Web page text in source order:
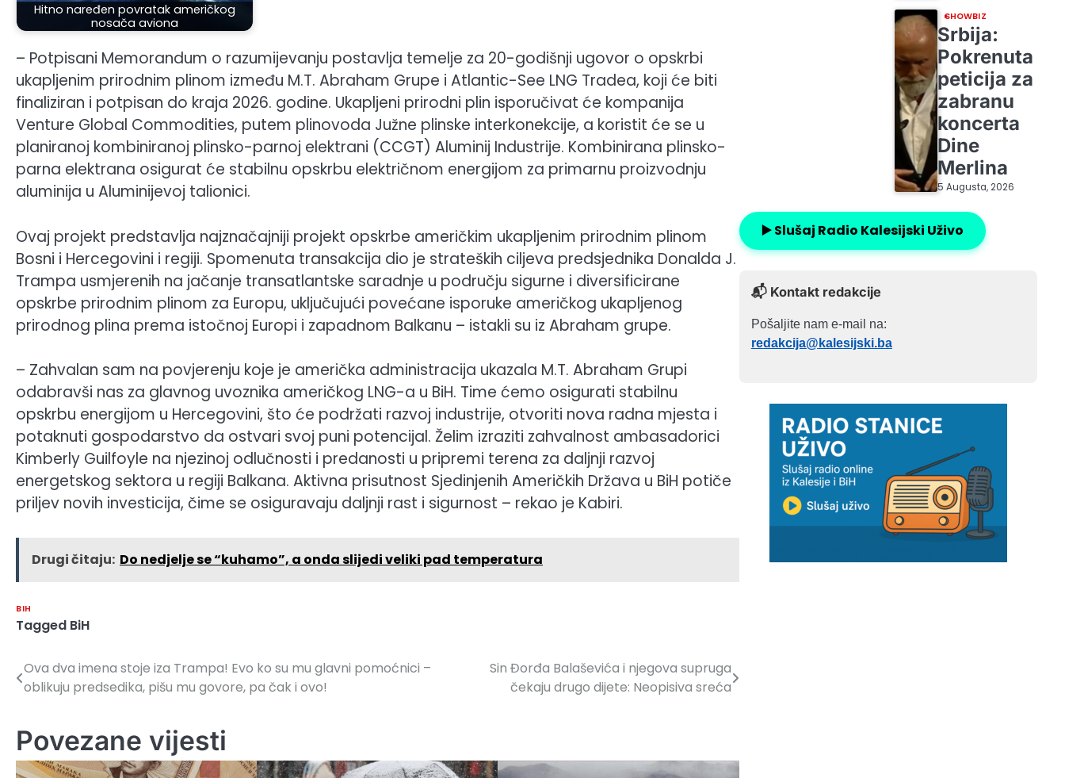
Hitno naređen povratak američkog
nosača aviona
– Potpisani Memorandum o razumijevanju postavlja temelje za 20-godišnji ugovor o opskrbi
ukapljenim prirodnim plinom između M.T. Abraham Grupe i Atlantic-See LNG Tradea, koji će biti
finaliziran i potpisan do kraja 2026. godine. Ukapljeni prirodni plin isporučivat će kompanija
Venture Global Commodities, putem plinovoda Južne plinske interkonekcije, a koristit će se u
planiranoj kombiniranoj plinsko-parnoj elektrani (CCGT) Aluminij Industrije. Kombinirana plinsko-
parna elektrana osigurat će stabilnu opskrbu električnom energijom za primarnu proizvodnju
aluminija u Aluminijevoj talionici.
Ovaj projekt predstavlja najznačajniji projekt opskrbe američkim ukapljenim prirodnim plinom
Bosni i Hercegovini i regiji. Spomenuta transakcija dio je strateških ciljeva predsjednika Donalda J.
Trampa usmjerenih na jačanje transatlantske saradnje u području sigurne i diversificirane
opskrbe prirodnim plinom za Europu, uključujući povećane isporuke američkog ukapljenog
prirodnog plina prema istočnoj Europi i zapadnom Balkanu – istakli su iz Abraham grupe.
– Zahvalan sam na povjerenju koje je američka administracija ukazala M.T. Abraham Grupi
odabravši nas za glavnog uvoznika američkog LNG-a u BiH. Time ćemo osigurati stabilnu
opskrbu energijom u Hercegovini, što će podržati razvoj industrije, otvoriti nova radna mjesta i
potaknuti gospodarstvo da ostvari svoj puni potencijal. Želim izraziti zahvalnost ambasadorici
Kimberly Guilfoyle na njezinoj odlučnosti i predanosti u pripremi terena za daljnji razvoj
energetskog sektora u regiji Balkana. Aktivna prisutnost Sjedinjenih Američkih Država u BiH potiče
priljev novih investicija, čime se osiguravaju daljnji rast i sigurnost – rekao je Kabiri.
Drugi čitaju: Do nedjelje se “kuhamo”, a onda slijedi veliki pad temperatura
BIH
Tagged BiH
Navigacija
članaka
Ova dva imena stoje iza Trampa! Evo ko su mu glavni pomoćnici –
oblikuju predsedika, pišu mu govore, pa čak i ovo!
Sin Đorđa Balaševića i njegova supruga
čekaju drugo dijete: Neopisiva sreća
Povezane vijesti
SHOWBIZ
Srbija:
Pokrenuta
peticija za
zabranu
koncerta
Dine
Merlina
5 Augusta, 2026
▶️ Slušaj Radio Kalesijski Uživo
📬 Kontakt redakcije
Pošaljite nam e-mail na:
redakcija@kalesijski.ba